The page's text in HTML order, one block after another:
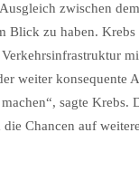
zwischen
Blick zu haben.
weiter
sagte
Chancen auf